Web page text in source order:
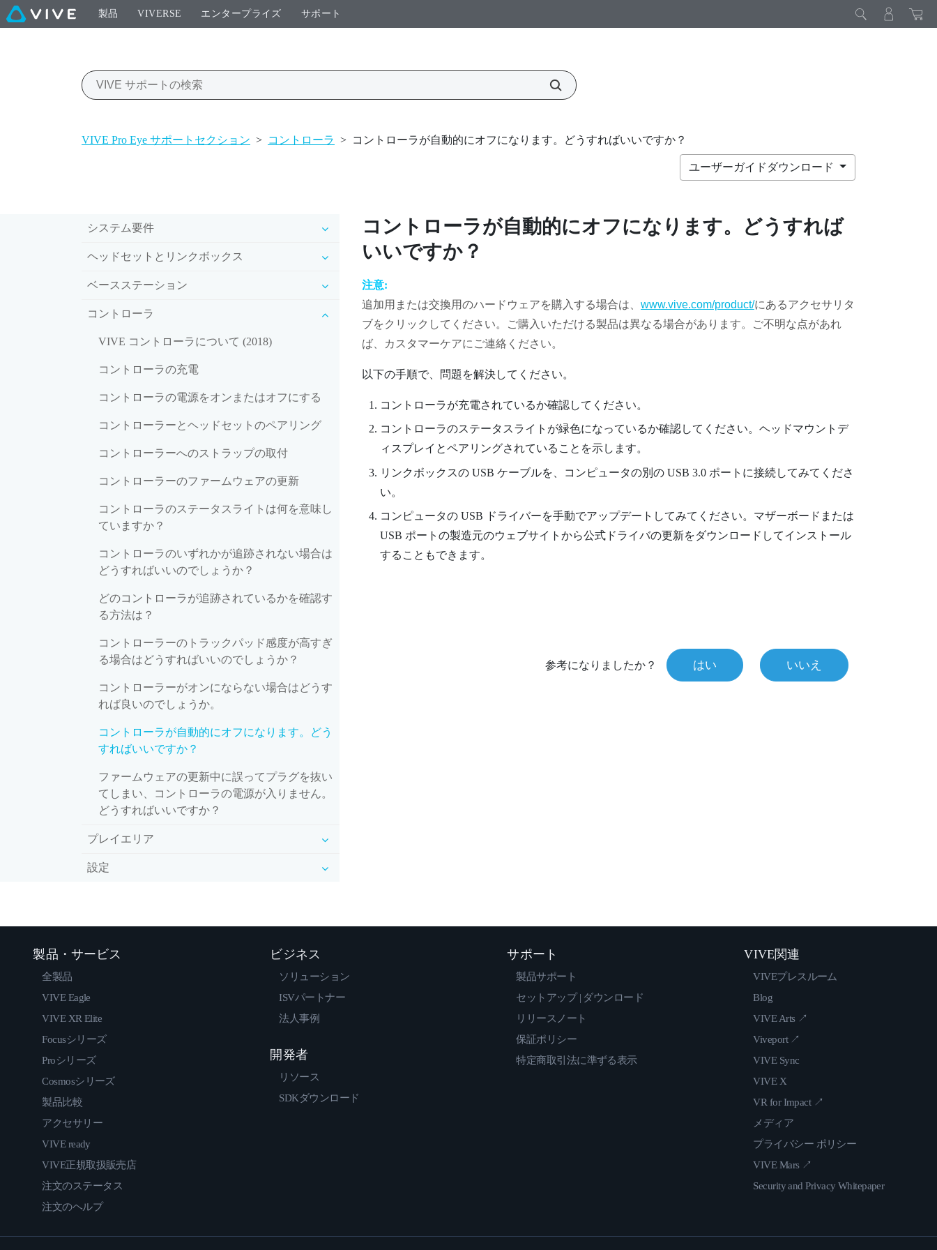
製品 VIVERSE エンタープライズ サポート
VIVE Pro Eye サポートセクション > コントローラ > コントローラが自動的にオフになります。どうすればいいですか？
ユーザーガイドダウンロード
システム要件
ヘッドセットとリンクボックス
ベースステーション
コントローラ
VIVE コントローラについて (2018)
コントローラの充電
コントローラの電源をオンまたはオフにする
コントローラーとヘッドセットのペアリング
コントローラーへのストラップの取付
コントローラーのファームウェアの更新
コントローラのステータスライトは何を意味し
ていますか？
コントローラのいずれかが追跡されない場合は
どうすればいいのでしょうか？
どのコントローラが追跡されているかを確認す
る方法は？
コントローラーのトラックパッド感度が高すぎ
る場合はどうすればいいのでしょうか？
コントローラーがオンにならない場合はどうす
れば良いのでしょうか。
コントローラが自動的にオフになります。どう
すればいいですか？
ファームウェアの更新中に誤ってプラグを抜い
てしまい、コントローラの電源が入りません。
どうすればいいですか？
プレイエリア
設定
コントローラが自動的にオフになります。どうすれば
いいですか？
注意:
追加用または交換用のハードウェアを購入する場合は、 www.vive.com/product/にあるアクセサリタ
ブをクリックしてください。ご購入いただける製品は異なる場合があります。ご不明な点があれ
ば、カスタマーケアにご連絡ください。
以下の手順で、問題を解決してください。
コントローラが充電されているか確認してください。
コントローラのステータスライトが緑色になっているか確認してください。ヘッドマウントデ
ィスプレイとペアリングされていることを示します。
リンクボックスの USB ケーブルを、コンピュータの別の USB 3.0 ポートに接続してみてくださ
い。
コンピュータの USB ドライバーを手動でアップデートしてみてください。マザーボードまたは
USB ポートの製造元のウェブサイトから公式ドライバの更新をダウンロードしてインストール
することもできます。
参考になりましたか？ はい いいえ
製品・サービス
全製品
VIVE Eagle
VIVE XR Elite
Focusシリーズ
Proシリーズ
Cosmosシリーズ
製品比較
アクセサリー
VIVE ready
VIVE正規取扱販売店
注文のステータス
注文のヘルプ
ビジネス
ソリューション
ISVパートナー
法人事例
開発者
リソース
SDKダウンロード
サポート
製品サポート
セットアップ | ダウンロード
リリースノート
保証ポリシー
特定商取引法に準ずる表示
VIVE関連
VIVEプレスルーム
Blog
VIVE Arts ↗
Viveport ↗
VIVE Sync
VIVE X
VR for Impact ↗
メディア
プライバシー ポリシー
VIVE Mars ↗
Security and Privacy Whitepaper